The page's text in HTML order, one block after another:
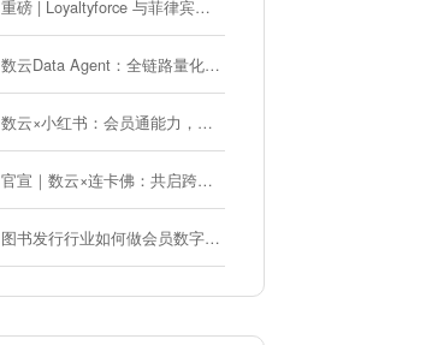
重磅 | Loyaltyforce 与菲律宾零售巨头 SM 集团达成战略合作，携手开启 SMAC 会员数智化运营新征程
数云Data Agent：全链路量化评测体系，炼就零售数据分析精准力
数云×小红书：会员通能力，重磅发布！
官宣｜数云×连卡佛：共启跨境会员运营新征程，重塑消费联结新体验
图书发行行业如何做会员数字化?河南新华书店给打了个样！